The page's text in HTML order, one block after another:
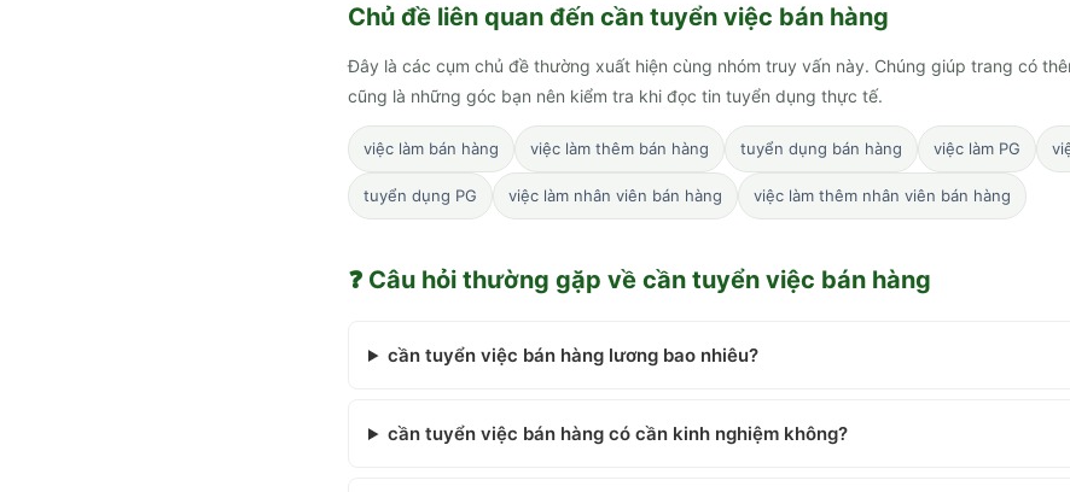
Chủ đề liên quan đến cần tuyển việc bán hàng
Đây là các cụm chủ đề thường xuất hiện cùng nhóm truy vấn này. Chúng giúp trang có
cũng là những góc bạn nên kiểm tra khi đọc tin tuyển dụng thực tế.
việc làm bán hàng việc làm thêm bán hàng tuyển dụng bán hàng việc làm PG
tuyển dụng PG việc làm nhân viên bán hàng việc làm thêm nhân viên bán hàng
❓ Câu hỏi thường gặp về cần tuyển việc bán hàng
cần tuyển việc bán hàng lương bao nhiêu?
cần tuyển việc bán hàng có cần kinh nghiệm không?